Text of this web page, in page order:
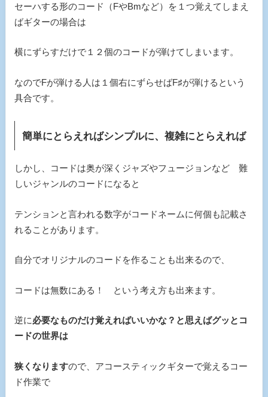
セーハする形のコード（FやBmなど）を１つ覚えてしまえ
ばギターの場合は
横にずらすだけで１２個のコードが弾けてしまいます。
なのでFが弾ける人は１個右にずらせばF♯が弾けるという
具合です。
簡単にとらえればシンプルに、複雑にとらえれば
しかし、コードは奥が深くジャズやフュージョンなど 難
しいジャンルのコードになると
テンションと言われる数字がコードネームに何個も記載さ
れることがあります。
自分でオリジナルのコードを作ることも出来るので、
コードは無数にある！ という考え方も出来ます。
逆に必要なものだけ覚えればいいかな？と思えばグッとコ
ードの世界は
狭くなりますので、アコースティックギターで覚えるコー
ド作業で